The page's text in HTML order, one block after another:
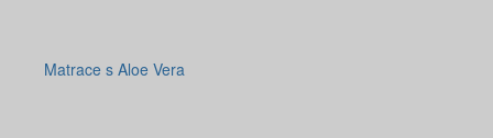
Matrace s Aloe Vera